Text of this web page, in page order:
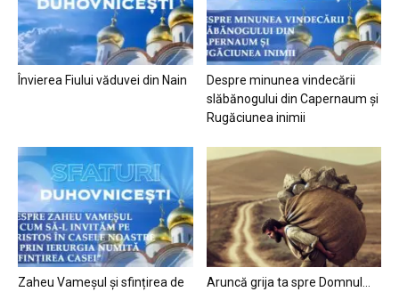
Învierea Fiului văduvei din Nain
Despre minunea vindecării
slăbănogului din Capernaum și
Rugăciunea inimii
Zaheu Vameșul și sfințirea de Aruncă grija ta spre Domnul…